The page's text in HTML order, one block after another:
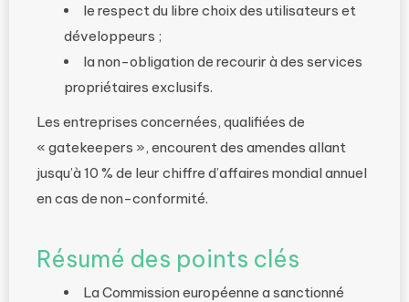
le respect du libre choix des utilisateurs et
développeurs ;
la non-obligation de recourir à des services
propriétaires exclusifs.
Les entreprises concernées, qualifiées de
« gatekeepers », encourent des amendes allant
jusqu’à 10 % de leur chiffre d’affaires mondial annuel
en cas de non-conformité.
Résumé des points clés
La Commission européenne a sanctionné